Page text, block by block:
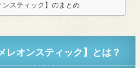
スティック】のまとめ
レオンスティック】とは？